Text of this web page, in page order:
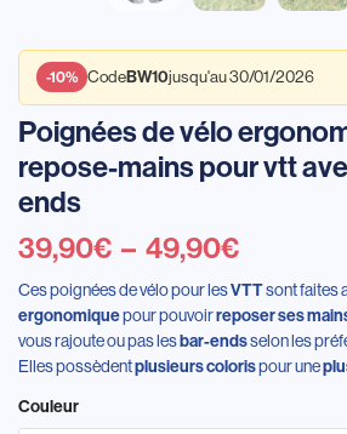
-10% CodeBW10jusqu'au 30/01/2026
Poignées de vélo
repose-mains pour vtt
ends
39,90€ – 49,90€
Ces poignées de vélo pour lesVTTsont faites
ergonomiquepour pouvoirreposer ses
vous rajoute ou pas lesbar-endsselon les
Elles possèdentplusieurs colorispour une
Couleur